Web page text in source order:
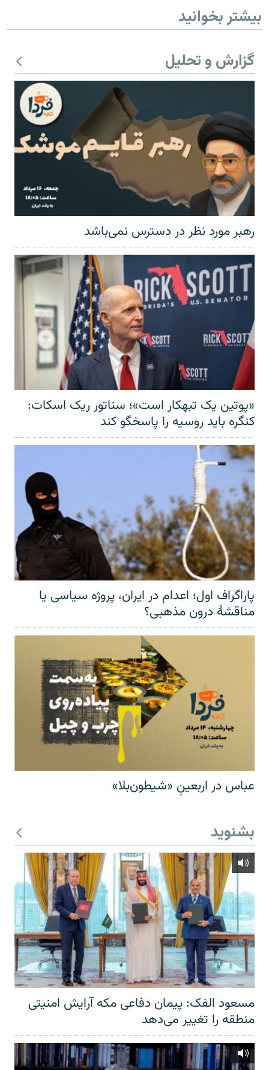
بیشتر بخوانید
گزارش و تحلیل
رهبر مورد نظر در دسترس نمی‌باشد
«پوتین یک تبهکار است»؛ سناتور ریک اسکات:
کنگره باید روسیه را پاسخگو کند
پاراگراف اول؛ اعدام در ایران، پروژه سیاسی یا
مناقشهٔ درون مذهبی؟
عباس در اربعینِ «شیطون‌بلا»
بشنوید
مسعود الفک: پیمان دفاعی مکه آرایش امنیتی
منطقه را تغییر می‌دهد